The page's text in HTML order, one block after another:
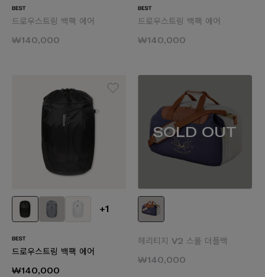
드로우스트링 백팩 에어
₩140,000
드로우스트링 백팩 에어
₩140,000
+1
드로우스트링 백팩 에어
₩140,000
SOLD OUT
헤리티지 V2 스몰 더플백
₩140,000